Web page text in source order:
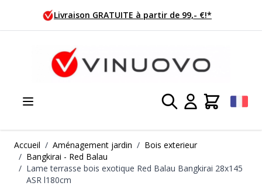
Allez au contenu
Commande ce jour, expédition demain!
Accueil / Aménagement jardin / Bois exterieur
/ Bangkirai - Red Balau
/ Lame terrasse bois exotique Red Balau Bangkirai 28x145
ASR l180cm